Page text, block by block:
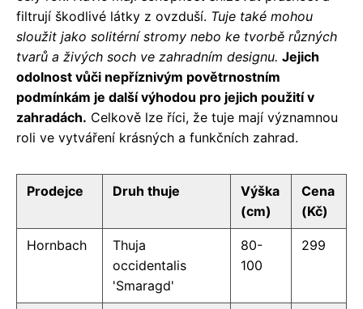
filtrují škodlivé látky z ovzduší. Tuje také mohou
sloužit jako solitérní stromy nebo ke tvorbě různých
tvarů a živých soch ve zahradním designu. Jejich
odolnost vůči nepříznivým povětrnostním
podmínkám je další výhodou pro jejich použití v
zahradách. Celkově lze říci, že tuje mají významnou
roli ve vytváření krásných a funkčních zahrad.
Prodejce Druh thuje
Výška
(cm)
Cena
(Kč)
Hornbach
Thuja
occidentalis
'Smaragd'
80-
100
299